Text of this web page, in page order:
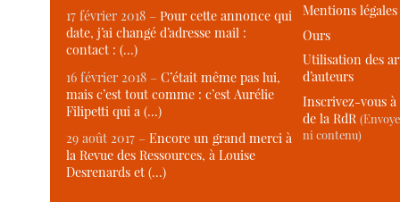
17 février 2018 –Pour cette annonce qui
date, j’ai changé d’adresse mail :
contact : (…)
16 février 2018 –C’était même pas lui,
mais c’est tout comme : c’est Aurélie
Filipetti qui a (…)
29 août 2017 –Encore un grand merci à
la Revue des Ressources, à Louise
Desrenards et (…)
Mentions légales
Ours
Utilisation des
d’auteurs
Inscrivez-vous
de la RdR
ni contenu)